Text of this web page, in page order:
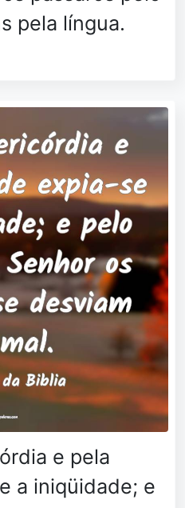
pela língua.
e pela
a iniqüidade; e